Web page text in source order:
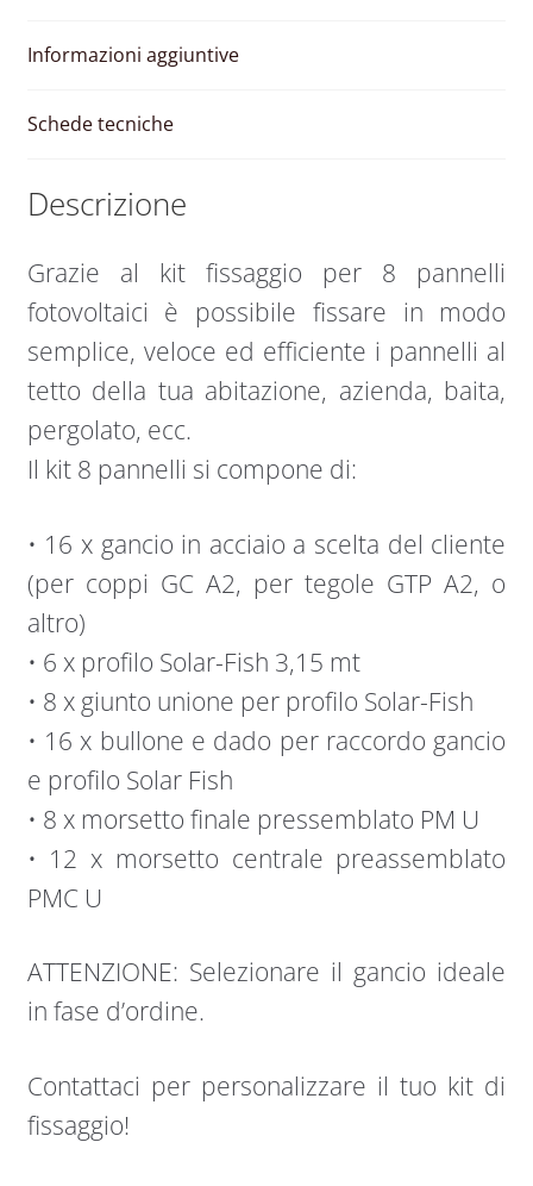
Informazioni aggiuntive
Schede tecniche
Descrizione
Grazie al kit fissaggio per 8 pannelli
fotovoltaici è possibile fissare in modo
semplice, veloce ed efficiente i pannelli al
tetto della tua abitazione, azienda, baita,
pergolato, ecc.
Il kit 8 pannelli si compone di:
• 16 x gancio in acciaio a scelta del cliente
(per coppi GC A2, per tegole GTP A2, o
altro)
• 6 x profilo Solar-Fish 3,15 mt
• 8 x giunto unione per profilo Solar-Fish
• 16 x bullone e dado per raccordo gancio
e profilo Solar Fish
• 8 x morsetto finale pressemblato PM U
• 12 x morsetto centrale preassemblato
PMC U
ATTENZIONE: Selezionare il gancio ideale
in fase d’ordine.
Contattaci per personalizzare il tuo kit di
fissaggio!